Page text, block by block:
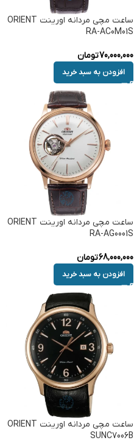
ساعت مچی مردانه اورینت ORIENT
RA-AC0M01S
70,000,000تومان
افزودن به سبد خرید
ساعت مچی مردانه اورینت ORIENT
RA-AG0001S
68,000,000تومان
افزودن به سبد خرید
ساعت مچی مردانه اورینت ORIENT
SUNC7006B